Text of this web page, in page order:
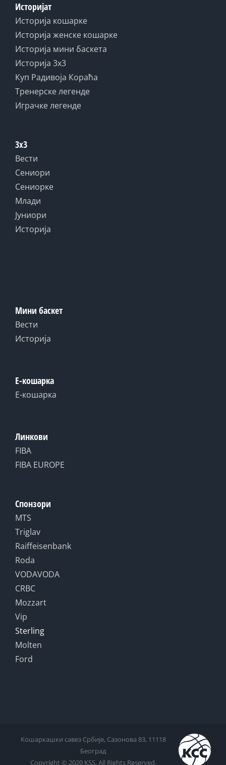
Историјат
Историја кошарке
Историја женске кошарке
Историја мини баскета
Историја 3x3
Куп Радивоја Кораћа
Тренерске легенде
Играчке легенде
3x3
Вести
Сениори
Сениорке
Млади
Јуниори
Историја
Мини баскет
Вести
Историја
Е-кошарка
Е-кошарка
Линкови
FIBA
FIBA EUROPE
Спонзори
MTS
Triglav
Raiffeisenbank
Roda
VODAVODA
CRBC
Mozzart
Vip
Sterling
Molten
Ford
Кошаркашки савез Србије, Сазонова 83, 11118
Београд
Copyright © 2020 KSS. All Rights Reserved.